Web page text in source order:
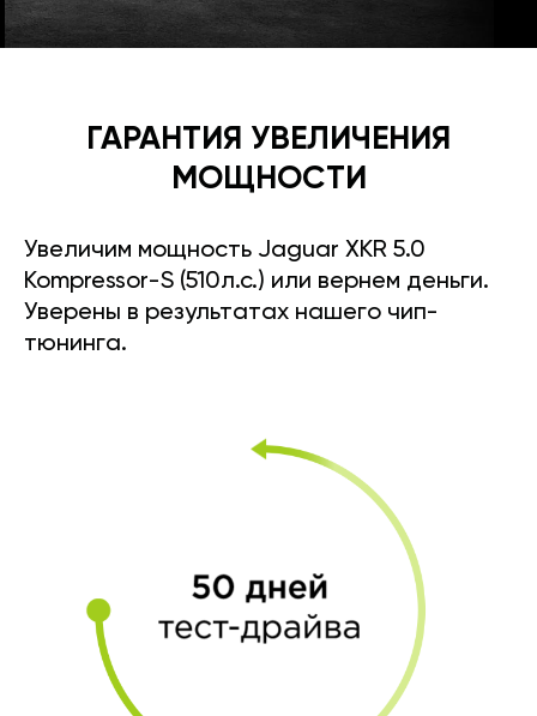
ГАРАНТИЯ УВЕЛИЧЕНИЯ
МОЩНОСТИ
Увеличим мощность Jaguar XKR 5.0
Kompressor-S (510л.с.) или вернем деньги.
Уверены в результатах нашего чип-
тюнинга.